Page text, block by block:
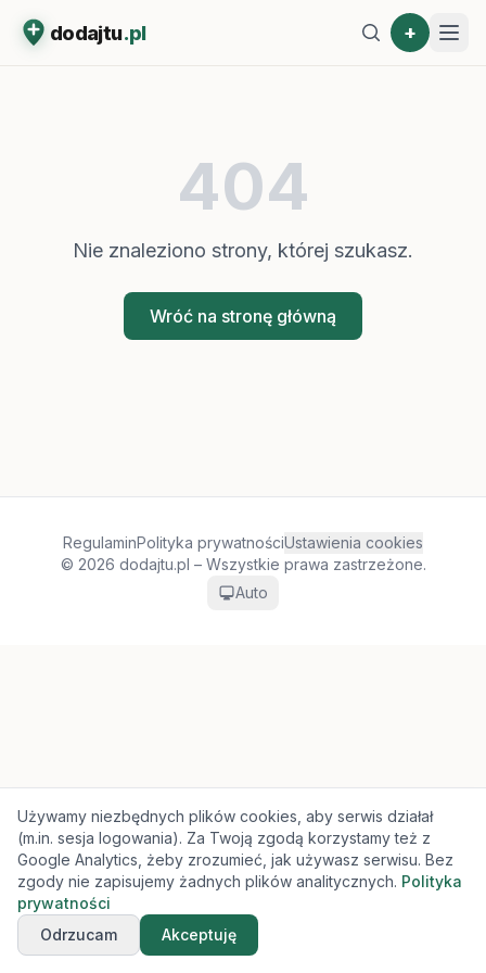
dodajtu.pl +
404
Nie znaleziono strony, której szukasz.
Wróć na stronę główną
RegulaminPolityka prywatnościUstawienia cookies
© 2026 dodajtu.pl – Wszystkie prawa zastrzeżone.
Auto
Używamy niezbędnych plików cookies, aby serwis działał
(m.in. sesja logowania). Za Twoją zgodą korzystamy też z
Google Analytics, żeby zrozumieć, jak używasz serwisu. Bez
zgody nie zapisujemy żadnych plików analitycznych. Polityka
prywatności
Odrzucam
Akceptuję